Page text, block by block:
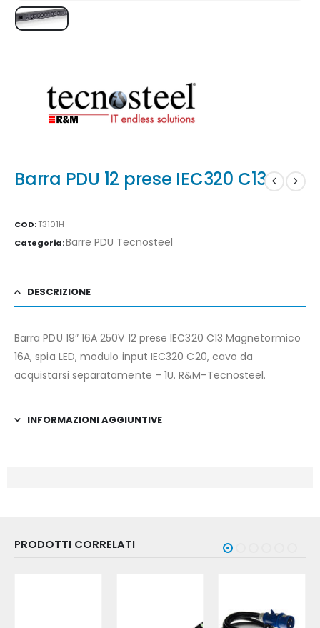
Barra PDU 12 prese IEC320 C13
COD:T3101H
Categoria:Barre PDU Tecnosteel
DESCRIZIONE
Barra PDU 19″ 16A 250V 12 prese IEC320 C13 Magnetormico
16A, spia LED, modulo input IEC320 C20, cavo da
acquistarsi separatamente – 1U. R&M-Tecnosteel.
INFORMAZIONI AGGIUNTIVE
PRODOTTI CORRELATI